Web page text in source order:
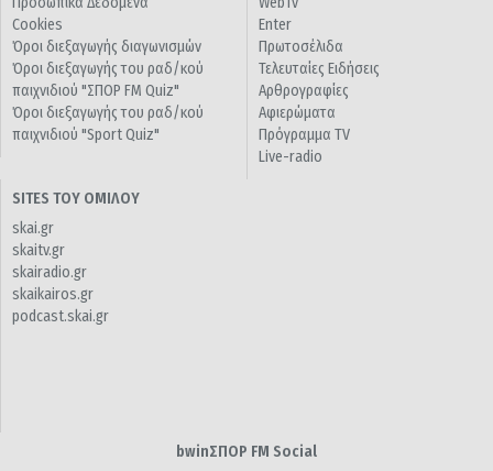
Cookies
Όροι διεξαγωγής διαγωνισμών
Όροι διεξαγωγής του ραδ/κού
παιχνιδιού "ΣΠΟΡ FM Quiz"
Όροι διεξαγωγής του ραδ/κού
παιχνιδιού "Sport Quiz"
Enter
Πρωτοσέλιδα
Τελευταίες Ειδήσεις
Αρθρογραφίες
Αφιερώματα
Πρόγραμμα TV
Live-radio
SITES ΤΟΥ ΟΜΙΛΟΥ
skai.gr
skaitv.gr
skairadio.gr
skaikairos.gr
podcast.skai.gr
bwinΣΠΟΡ FM Social